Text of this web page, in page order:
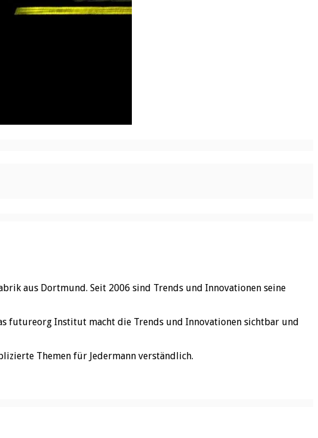
aus Dortmund. Seit 2006 sind Trends und Innovationen seine
futureorg Institut macht die Trends und Innovationen sichtbar und
Themen für Jedermann verständlich.